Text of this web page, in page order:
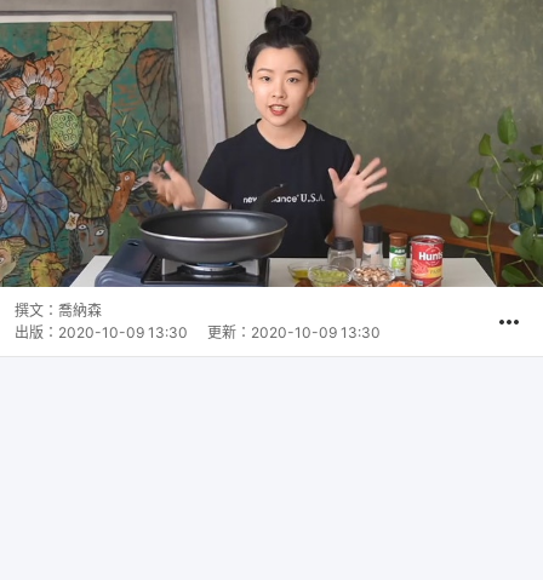
撰文： 喬納森
出版： 2020-10-09 13:30 更新： 2020-10-09 13:30